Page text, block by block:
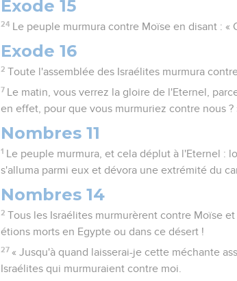
Exode 15
24 Le peuple murmura contre Moïse en disant : «
Exode 16
2 Toute l'assemblée des Israélites murmura
7
Le matin, vous verrez la gloire de l'Eternel,
en effet, pour que vous murmuriez contre nous ?
Nombres 11
1
Le peuple murmura, et cela déplut à l'Eternel :
s'alluma parmi eux et dévora une extrémité du
Nombres 14
2 Tous les Israélites murmurèrent contre Moïse
étions morts en Egypte ou dans ce désert !
27 « Jusqu'à quand laisserai-je cette méchante
Israélites qui murmuraient contre moi.